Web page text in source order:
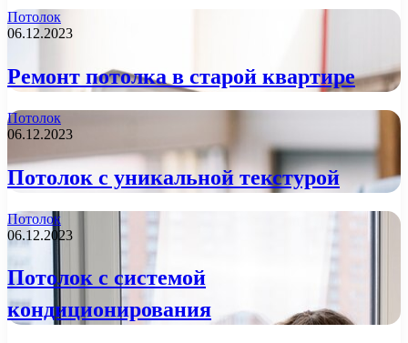
Потолок
06.12.2023
Ремонт потолка в старой квартире
Потолок
06.12.2023
Потолок с уникальной текстурой
Потолок
06.12.2023
Потолок с системой
кондиционирования